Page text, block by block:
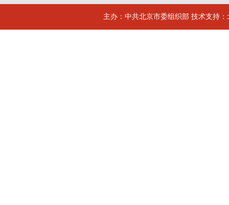
主办：中共北京市委组织部 技术支持